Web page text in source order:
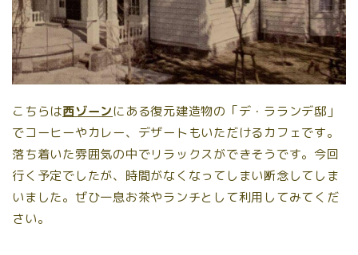
こちらは西ゾーンにある復元建造物の「デ・ラランデ邸」
でコーヒーやカレー、デザートもいただけるカフェです。
落ち着いた雰囲気の中でリラックスができそうです。今回
行く予定でしたが、時間がなくなってしまい断念してしま
いました。ぜひ一息お茶やランチとして利用してみてくだ
さい。